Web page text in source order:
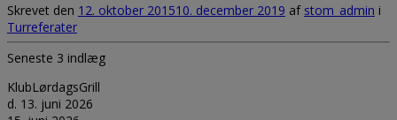
Skrevet den 12. oktober 201510. december 2019 af stom_admin i
Turreferater
Seneste 3 indlæg
KlubLørdagsGrill
d. 13. juni 2026